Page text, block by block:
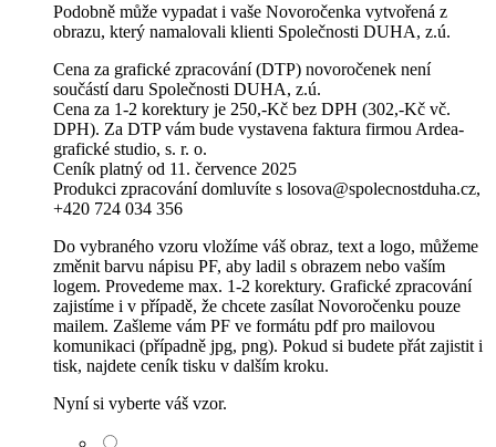
Podobně může vypadat i vaše Novoročenka vytvořená z
obrazu, který namalovali klienti Společnosti DUHA, z.ú.
Cena za grafické zpracování (DTP) novoročenek není
součástí daru Společnosti DUHA, z.ú.
Cena za 1-2 korektury je 250,-Kč bez DPH (302,-Kč vč.
DPH). Za DTP vám bude vystavena faktura firmou Ardea-
grafické studio, s. r. o.
Ceník platný od 11. července 2025
Produkci zpracování domluvíte s losova@spolecnostduha.cz,
+420 724 034 356
Do vybraného vzoru vložíme váš obraz, text a logo, můžeme
změnit barvu nápisu PF, aby ladil s obrazem nebo vaším
logem. Provedeme max. 1-2 korektury. Grafické zpracování
zajistíme i v případě, že chcete zasílat Novoročenku pouze
mailem. Zašleme vám PF ve formátu pdf pro mailovou
komunikaci (případně jpg, png). Pokud si budete přát zajistit i
tisk, najdete ceník tisku v dalším kroku.
Nyní si vyberte váš vzor.